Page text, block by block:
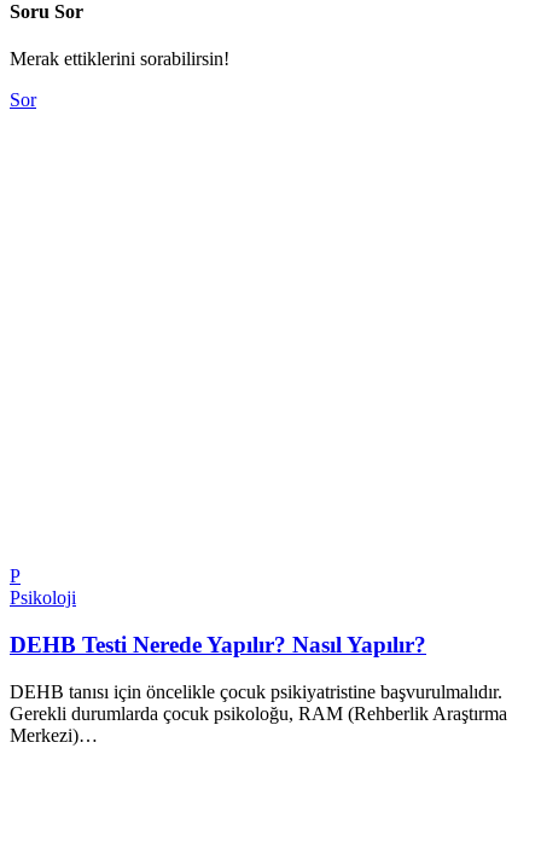
Soru Sor
Merak ettiklerini sorabilirsin!
Sor
P
Psikoloji
DEHB Testi Nerede Yapılır? Nasıl Yapılır?
DEHB tanısı için öncelikle çocuk psikiyatristine başvurulmalıdır.
Gerekli durumlarda çocuk psikoloğu, RAM (Rehberlik Araştırma
Merkezi)…